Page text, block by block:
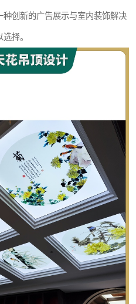
创新的广告展示与室内装饰解决
择。